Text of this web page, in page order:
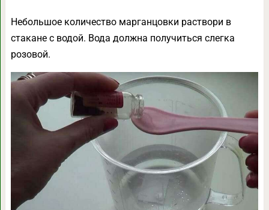
Небольшое количество марганцовки раствори в
стакане с водой. Вода должна получиться слегка
розовой.